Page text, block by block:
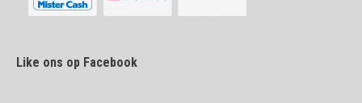
Like ons op Facebook